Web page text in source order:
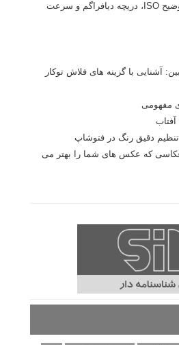
درک نوردهی – همراه با توضیح ISO، دریچه دیافراگم و سرعت
آشنایی با گزینه های فلاش توکار
مفهومی
عکاسی که عکس های شما را بهتر می